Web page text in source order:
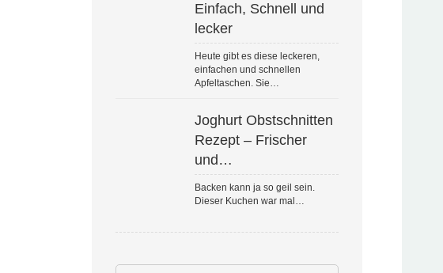
Einfach, Schnell und
lecker
Heute gibt es diese leckeren,
einfachen und schnellen
Apfeltaschen. Sie…
Joghurt Obstschnitten
Rezept – Frischer
und…
Backen kann ja so geil sein.
Dieser Kuchen war mal…